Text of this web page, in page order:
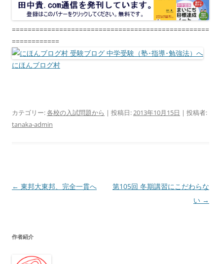
==================================================
============
にほんブログ村
カテゴリー:各校の入試問題から | 投稿日:2013年10月15日 | 投稿者:
tanaka-admin
投
ゲ
← 東邦大東邦、完全一貫へ
第105回 冬期講習にこだわらな
い →
作者紹介